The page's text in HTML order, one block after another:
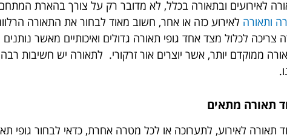
לאירועים ובתאורה בכלל, לא מדובר רק על צורך בהארת
ותאורה לאירוע כזה או אחר, חשוב מאוד לבחור את התאורה
צריכה לכלול מצד אחד גופי תאורה גדולים ואיכותיים מאשר
ממוקדם יותר, אשר יוצרים אור זרקורי. לתאורה יש חשיבות
תאורה מתאים
תאורה לאירוע, לתערוכה או לכל מטרה אחרת, כדאי לבחור